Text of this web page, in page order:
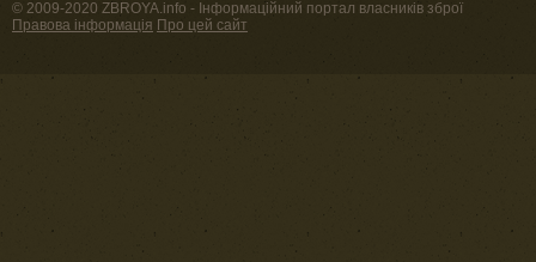
© 2009-2020 ZBROYA.info - Інформаційний портал власників зброї
Правова інформація Про цей сайт